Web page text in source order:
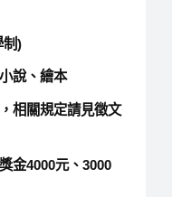
制)
說、繪本
相關規定請見徵文
金4000元、3000